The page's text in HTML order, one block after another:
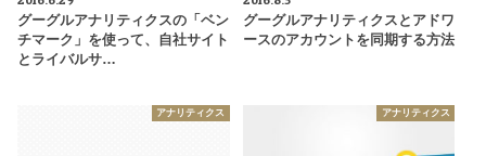
グーグルアナリティクスの「ベン
チマーク」を使って、自社サイト
とライバルサ…
グーグルアナリティクスとアドワ
ースのアカウントを同期する方法
アナリティクス アナリティクス